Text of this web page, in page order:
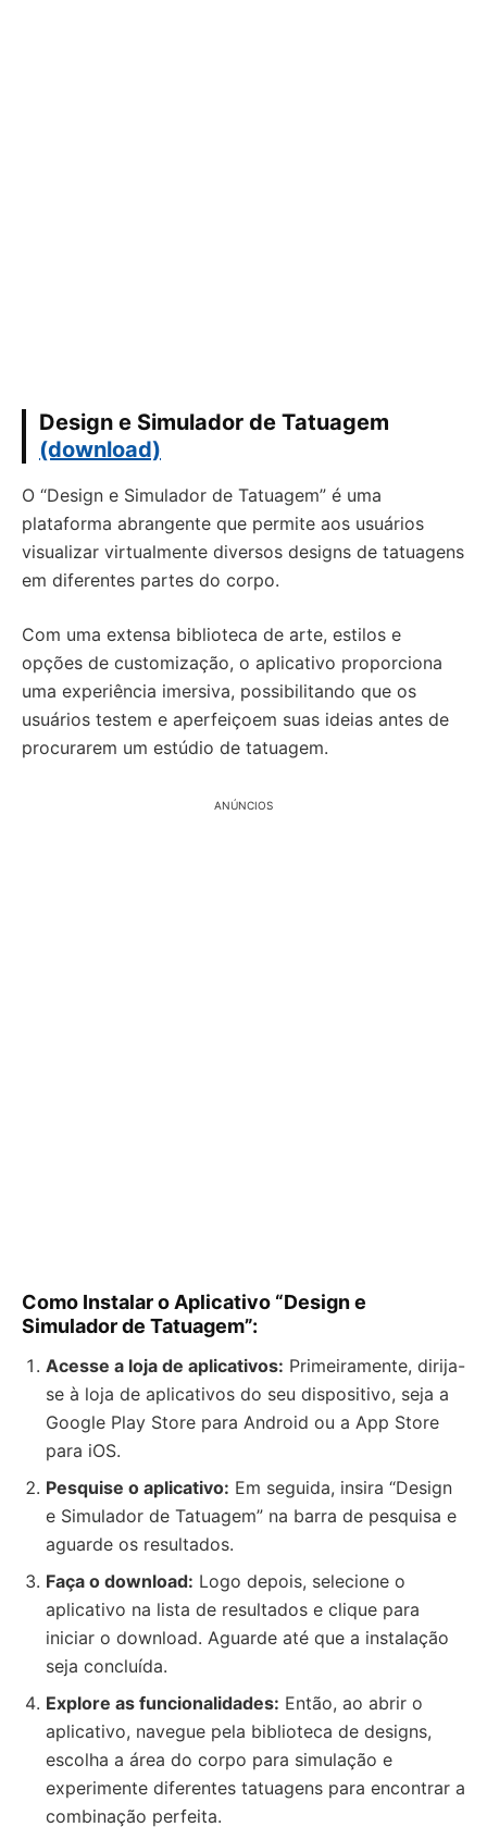
Design e Simulador de Tatuagem
(download)
O “Design e Simulador de Tatuagem” é uma
plataforma abrangente que permite aos usuários
visualizar virtualmente diversos designs de tatuagens
em diferentes partes do corpo.
Com uma extensa biblioteca de arte, estilos e
opções de customização, o aplicativo proporciona
uma experiência imersiva, possibilitando que os
usuários testem e aperfeiçoem suas ideias antes de
procurarem um estúdio de tatuagem.
ANÚNCIOS
Como Instalar o Aplicativo “Design e
Simulador de Tatuagem”:
Acesse a loja de aplicativos: Primeiramente, dirija-
se à loja de aplicativos do seu dispositivo, seja a
Google Play Store para Android ou a App Store
para iOS.
Pesquise o aplicativo: Em seguida, insira “Design
e Simulador de Tatuagem” na barra de pesquisa e
aguarde os resultados.
Faça o download: Logo depois, selecione o
aplicativo na lista de resultados e clique para
iniciar o download. Aguarde até que a instalação
seja concluída.
Explore as funcionalidades: Então, ao abrir o
aplicativo, navegue pela biblioteca de designs,
escolha a área do corpo para simulação e
experimente diferentes tatuagens para encontrar a
combinação perfeita.